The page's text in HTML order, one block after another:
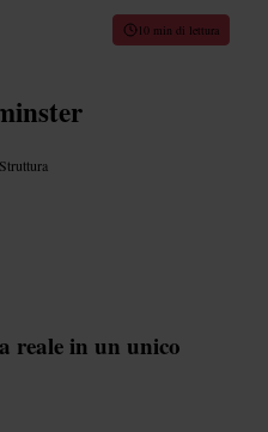
10 min di lettura
reale in un unico